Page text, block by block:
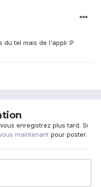
du tel mais de l'appli :P
enregistrez plus tard. Si
maintenant pour poster.